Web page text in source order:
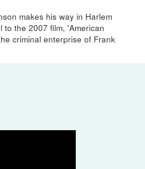
makes his way in Harlem
the 2007 film, 'American
criminal enterprise of Frank